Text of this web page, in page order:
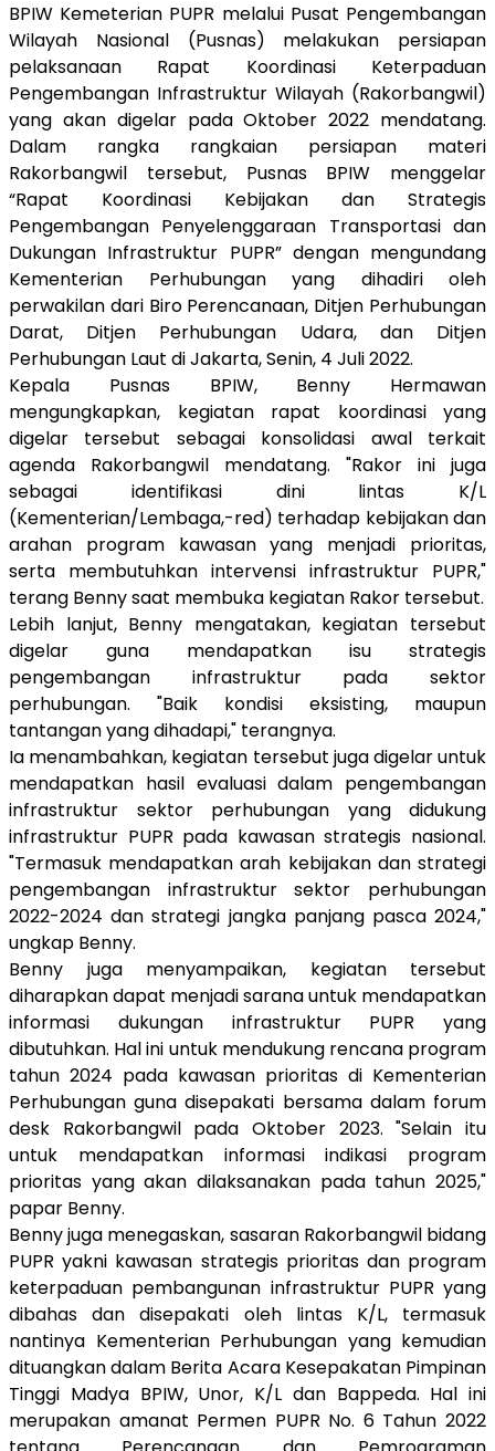
BPIW Kemeterian PUPR melalui Pusat Pengembangan
Wilayah Nasional (Pusnas) melakukan persiapan
pelaksanaan Rapat Koordinasi Keterpaduan
Pengembangan Infrastruktur Wilayah (Rakorbangwil)
yang akan digelar pada Oktober 2022 mendatang.
Dalam rangka rangkaian persiapan materi
Rakorbangwil tersebut,
Pusnas BPIW menggelar
“Rapat Koordinasi Kebijakan dan Strategis
Pengembangan Penyelenggaraan Transportasi dan
Dukungan Infrastruktur PUPR” dengan mengundang
Kementerian Perhubungan yang dihadiri oleh
perwakilan dari Biro Perencanaan, Ditjen Perhubungan
Darat, Ditjen Perhubungan Udara, dan Ditjen
Perhubungan Laut di Jakarta, Senin, 4 Juli 2022.
Kepala Pusnas BPIW, Benny Hermawan
mengungkapkan, kegiatan rapat koordinasi yang
digelar tersebut sebagai konsolidasi awal terkait
agenda Rakorbangwil mendatang. "Rakor ini juga
sebagai identifikasi dini lintas K/L
(Kementerian/Lembaga,-red) terhadap kebijakan dan
arahan program kawasan yang menjadi prioritas,
serta membutuhkan intervensi infrastruktur PUPR,"
terang Benny saat membuka kegiatan Rakor tersebut.
Lebih lanjut, Benny mengatakan, kegiatan tersebut
digelar guna mendapatkan isu strategis
pengembangan infrastruktur pada sektor
perhubungan. "Baik kondisi eksisting, maupun
tantangan yang dihadapi," terangnya.
Ia menambahkan, kegiatan tersebut juga digelar untuk
mendapatkan hasil evaluasi dalam pengembangan
infrastruktur sektor perhubungan yang didukung
infrastruktur PUPR pada kawasan strategis nasional.
"Termasuk mendapatkan arah kebijakan dan strategi
pengembangan infrastruktur sektor perhubungan
2022-2024 dan strategi jangka panjang pasca 2024,"
ungkap Benny.
Benny juga menyampaikan, kegiatan tersebut
diharapkan dapat menjadi sarana untuk mendapatkan
informasi dukungan infrastruktur PUPR yang
dibutuhkan. Hal ini untuk mendukung rencana program
tahun 2024 pada kawasan prioritas di Kementerian
Perhubungan guna disepakati bersama dalam forum
desk Rakorbangwil pada Oktober 2023. "Selain itu
untuk mendapatkan informasi indikasi program
prioritas yang akan dilaksanakan pada tahun 2025,"
papar Benny.
Benny juga menegaskan, sasaran Rakorbangwil bidang
PUPR yakni kawasan strategis prioritas dan program
keterpaduan pembangunan infrastruktur PUPR yang
dibahas dan disepakati oleh lintas K/L, termasuk
nantinya Kementerian Perhubungan yang kemudian
dituangkan dalam Berita Acara Kesepakatan Pimpinan
Tinggi Madya BPIW, Unor, K/L dan Bappeda. Hal ini
merupakan amanat Permen PUPR No. 6 Tahun 2022